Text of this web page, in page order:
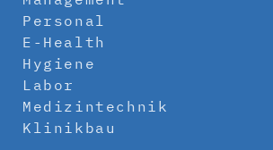
Personal
E-Health
Hygiene
Labor
Medizintechnik
Klinikbau